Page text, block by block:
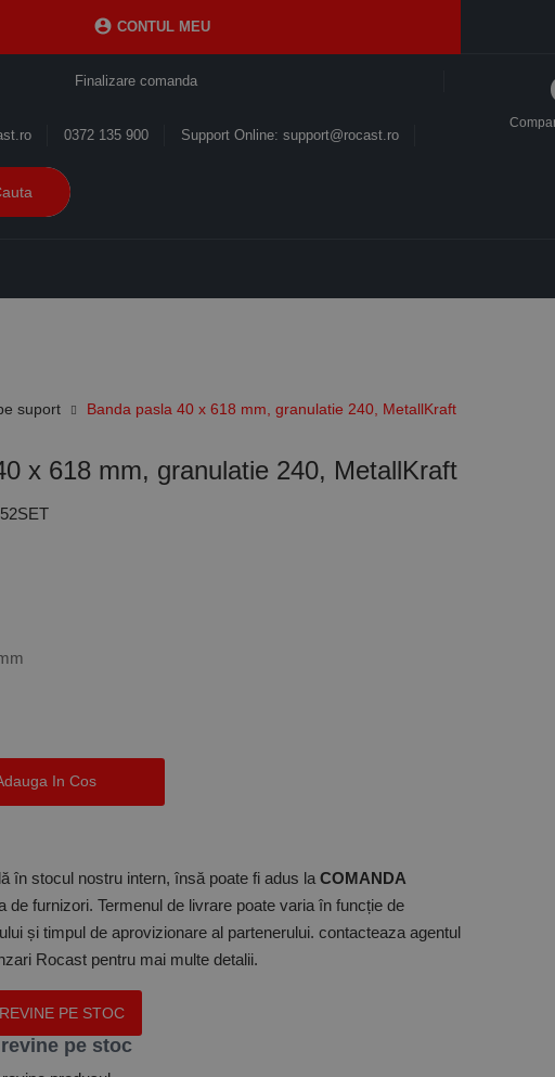
 CONTUL MEU
Finalizare comanda
Support Online: support@rocast.ro
0372 135 900
suport Banda pasla 40 x 618 mm, granulatie 240, MetallKraft
x 618 mm, granulatie 240, MetallKraft
In Cos
în stocul nostru intern, însă poate fi adus la COMANDA
de furnizori. Termenul de livrare poate varia în funcție de
și timpul de aprovizionare al partenerului. contacteaza agentul
Rocast pentru mai multe detalii.
PE STOC
pe stoc